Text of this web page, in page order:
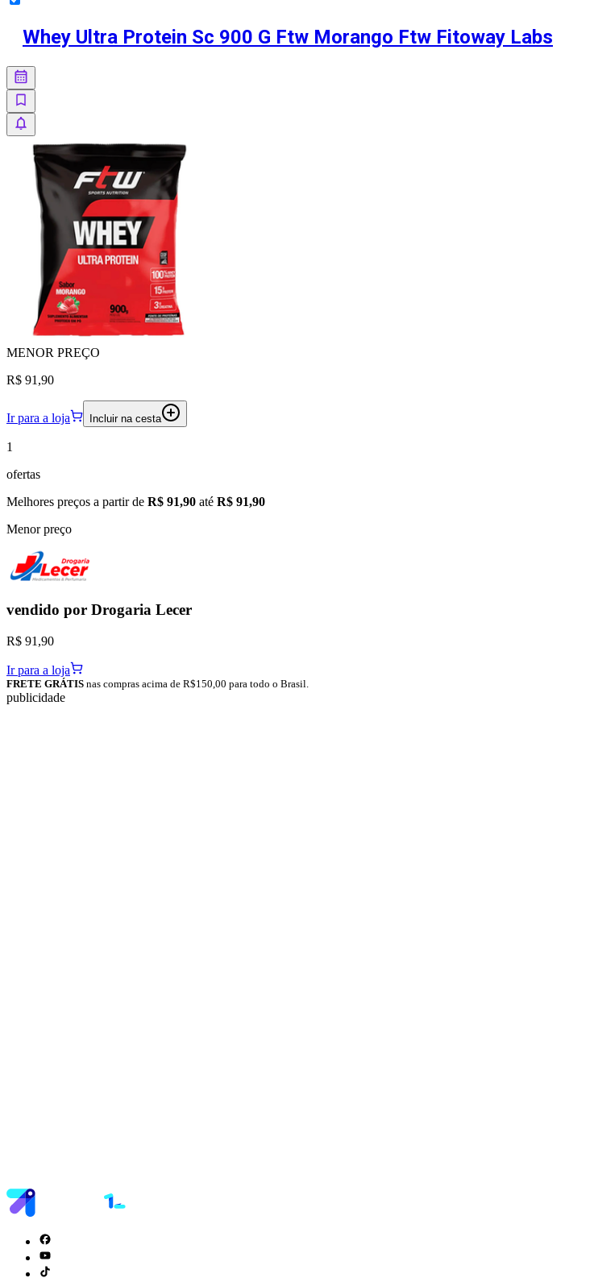
Whey Ultra Protein Sc 900 G Ftw Morango Ftw Fitoway Labs
MENOR PREÇO
R$ 91,90
Ir para a loja Incluir na cesta
1
ofertas
Melhores preços a partir de R$ 91,90 até R$ 91,90
Menor preço
vendido por Drogaria Lecer
R$ 91,90
Ir para a loja
FRETE GRÁTIS nas compras acima de R$150,00 para todo o Brasil.
publicidade